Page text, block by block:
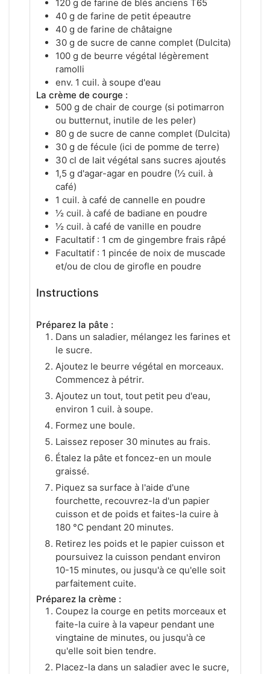
120 g de farine de blés anciens T65
40 g de farine de petit épeautre
40 g de farine de châtaigne
30 g de sucre de canne complet (Dulcita)
100 g de beurre végétal légèrement
ramolli
env. 1 cuil. à soupe d'eau
La crème de courge :
500 g de chair de courge (si potimarron
ou butternut, inutile de les peler)
80 g de sucre de canne complet (Dulcita)
30 g de fécule (ici de pomme de terre)
30 cl de lait végétal sans sucres ajoutés
1,5 g d'agar-agar en poudre (½ cuil. à
café)
1 cuil. à café de cannelle en poudre
½ cuil. à café de badiane en poudre
½ cuil. à café de vanille en poudre
Facultatif : 1 cm de gingembre frais râpé
Facultatif : 1 pincée de noix de muscade
et/ou de clou de girofle en poudre
Instructions
Préparez la pâte :
Dans un saladier, mélangez les farines et
le sucre.
Ajoutez le beurre végétal en morceaux.
Commencez à pétrir.
Ajoutez un tout, tout petit peu d'eau,
environ 1 cuil. à soupe.
Formez une boule.
Laissez reposer 30 minutes au frais.
Étalez la pâte et foncez-en un moule
graissé.
Piquez sa surface à l'aide d'une
fourchette, recouvrez-la d'un papier
cuisson et de poids et faites-la cuire à
180 °C pendant 20 minutes.
Retirez les poids et le papier cuisson et
poursuivez la cuisson pendant environ
10-15 minutes, ou jusqu'à ce qu'elle soit
parfaitement cuite.
Préparez la crème :
Coupez la courge en petits morceaux et
faite-la cuire à la vapeur pendant une
vingtaine de minutes, ou jusqu'à ce
qu'elle soit bien tendre.
Placez-la dans un saladier avec le sucre,